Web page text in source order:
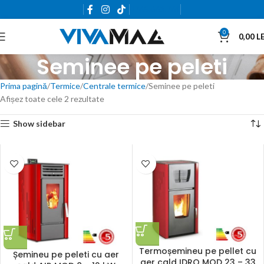
0 0,00
Seminee pe peleti
Prima pagină Termice Centrale termice Seminee pe peleti
Afișez toate cele 2 rezultate
Show sidebar
Șemineu pe peleti cu aer
Termoșemineu pe pellet cu